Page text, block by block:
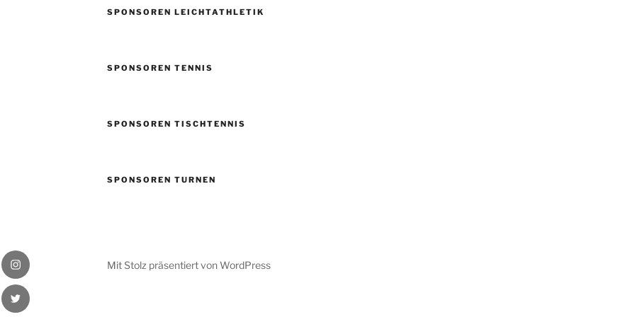
SPONSOREN LEICHTATHLETIK
SPONSOREN TENNIS
SPONSOREN TISCHTENNIS
SPONSOREN TURNEN
Instagram
Badener
Greifs
Twitter
Badener
Mit Stolz präsentiert von WordPress